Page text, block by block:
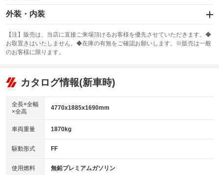
エアバッグ：運転席/助手席/サイド
：装備あり
：装備なし
サンルーフ
：装備あり ABS
リフトアップ
：装備なし
：装備なし
パワーウィンドウ
アイドリングストップ
：装備なし
USB入力端子
：装備あり
100V電源
：装備あり
外装・内装
カーナビ：メモリーナビ他
：装備あり
TV：フルセグ
：装備あり
ビジュアル
：装備なし
アルミホイール：18インチ
：装備あり
HID(キセノンライト)
バックカメラ
【注】販売は、当店に直接ご来場頂けるお客様を優先させていただきます。◆
お取置きはいたしません。◆在庫の有無をご確認お願いします。※販売は一般
のお客様に限ります。
カタログ情報(新車時)
全長×全幅
×全高
4770x1885x1690mm
車両重量 1870kg
駆動形式 FF
使用燃料 無鉛プレミアムガソリン